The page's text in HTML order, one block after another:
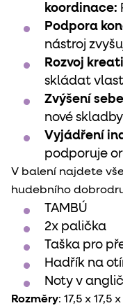
koordinace:
Podpora
nástroj
Rozvoj
skládat
Zvýšení
nové
Vyjádření
podporuje
V balení najdete
hudebního
TAMBÚ
2x palička
Taška pro
Hadřík na
Noty v
Rozměry: 17,5 x 17,5